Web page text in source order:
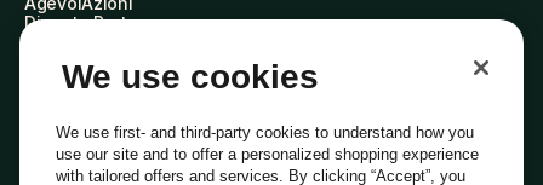
Diventa Partner
Everli Shoppers
About Us
Everli News
Domande frequenti
Lavora con noi
We use cookies
We use first- and third-party cookies to understand how you
use our site and to offer a personalized shopping experience
with tailored offers and services. By clicking “Accept”, you